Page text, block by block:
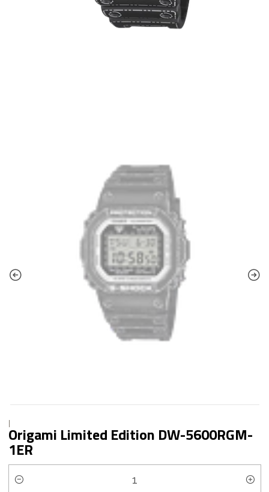
|
Origami Limited Edition DW-5600RGM-
1ER
Quantité